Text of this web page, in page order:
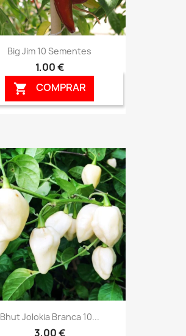
Big Jim 10 Sementes
1,00 €
 COMPRAR
Bhut Jolokia Branca 10...
3,00 €